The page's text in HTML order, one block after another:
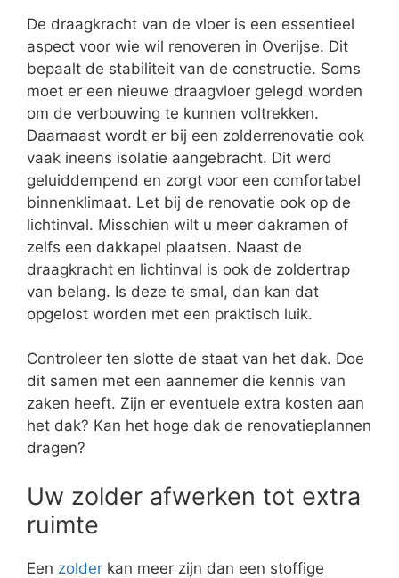
De draagkracht van de vloer is een essentieel
aspect voor wie wil renoveren in Overijse. Dit
bepaalt de stabiliteit van de constructie. Soms
moet er een nieuwe draagvloer gelegd worden
om de verbouwing te kunnen voltrekken.
Daarnaast wordt er bij een zolderrenovatie ook
vaak ineens isolatie aangebracht. Dit werd
geluiddempend en zorgt voor een comfortabel
binnenklimaat. Let bij de renovatie ook op de
lichtinval. Misschien wilt u meer dakramen of
zelfs een dakkapel plaatsen. Naast de
draagkracht en lichtinval is ook de zoldertrap
van belang. Is deze te smal, dan kan dat
opgelost worden met een praktisch luik.
Controleer ten slotte de staat van het dak. Doe
dit samen met een aannemer die kennis van
zaken heeft. Zijn er eventuele extra kosten aan
het dak? Kan het hoge dak de renovatieplannen
dragen?
Uw zolder afwerken tot extra
ruimte
Een zolder kan meer zijn dan een stoffige